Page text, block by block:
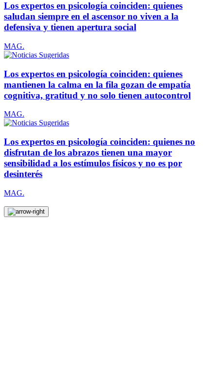
Los expertos en psicología coinciden: quienes
saludan siempre en el ascensor no viven a la
defensiva y tienen apertura social
MAG.
Los expertos en psicología coinciden: quienes
mantienen la calma en la fila gozan de empatía
cognitiva, gratitud y no solo tienen autocontrol
MAG.
Los expertos en psicología coinciden: quienes no
disfrutan de los abrazos tienen una mayor
sensibilidad a los estímulos físicos y no es por
desinterés
MAG.